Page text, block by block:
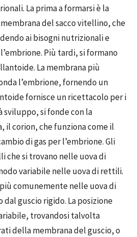
La prima a formarsi è la
del sacco vitellino, che
ai bisogni nutrizionali e
Più tardi, si formano
La membrana più
l’embrione, fornendo un
fornisce un ricettacolo per i
si fonde con la
il corion, che funziona come il
di gas per l’embrione. Gli
che si trovano nelle uova di
variabile nelle uova di rettili.
comunemente nelle uova di
guscio rigido. La posizione
trovandosi talvolta
della membrana del guscio, o